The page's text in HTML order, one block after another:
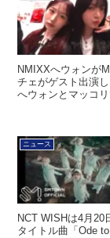
NMIXXへウォンが
チェがゲスト出演
へウォンとマッコ
ニュース
NCT WISHは4月20
タイトル曲「Ode